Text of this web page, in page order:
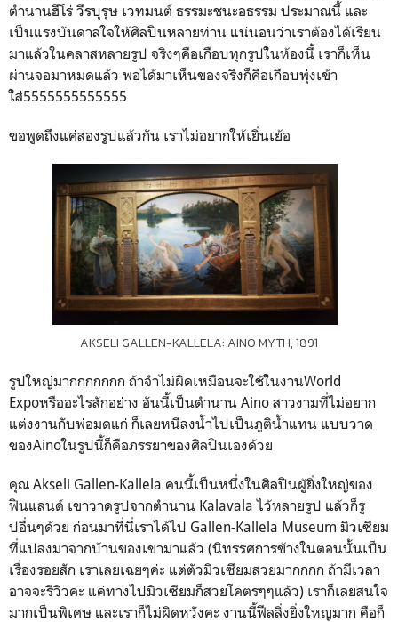
ตำนานฮีโร่ วีรบุรุษ เวทมนต์ ธรรมะชนะอธรรม ประมาณนี้ และ
เป็นแรงบันดาลใจให้ศิลปินหลายท่าน แน่นอนว่าเราต้องได้เรียน
มาแล้วในคลาสหลายรูป จริงๆคือเกือบทุกรูปในห้องนี้ เราก็เห็น
ผ่านจอมาหมดแล้ว พอได้มาเห็นของจริงก็คือเกือบพุ่งเข้า
ใส่5555555555555
ขอพูดถึงแค่สองรูปแล้วกัน เราไม่อยากให้เยิ่นเย้อ
AKSELI GALLEN-KALLELA: AINO MYTH, 1891
รูปใหญ่มากกกกกกก ถ้าจำไม่ผิดเหมือนจะใช้ในงานWorld
Expoหรืออะไรสักอย่าง อันนี้เป็นตำนาน Aino สาวงามที่ไม่อยาก
แต่งงานกับพ่อมดแก่ ก็เลยหนีลงน้ำไปเป็นภูติน้ำแทน แบบวาด
ของAinoในรูปนี้ก็คือภรรยาของศิลปินเองด้วย
คุณ Akseli Gallen-Kallela คนนี้เป็นหนึ่งในศิลปินผู้ยิ่งใหญ่ของ
ฟินแลนด์ เขาวาดรูปจากตำนาน Kalavala ไว้หลายรูป แล้วก็รู
ปอื่นๆด้วย ก่อนมาที่นี่เราได้ไป Gallen-Kallela Museum มิวเซียม
ที่แปลงมาจากบ้านของเขามาแล้ว (นิทรรศการข้างในตอนนั้นเป็น
เรื่องรอยสัก เราเลยเฉยๆค่ะ แต่ตัวมิวเซียมสวยมากกกก ถ้ามีเวลา
อาจจะรีวิวค่ะ แค่ทางไปมิวเซียมก็สวยโคตรๆๆแล้ว) เราก็เลยสนใจ
มากเป็นพิเศษ และเราก็ไม่ผิดหวังค่ะ งานนี้ฟีลลิ่งยิ่งใหญ่มาก คือก็